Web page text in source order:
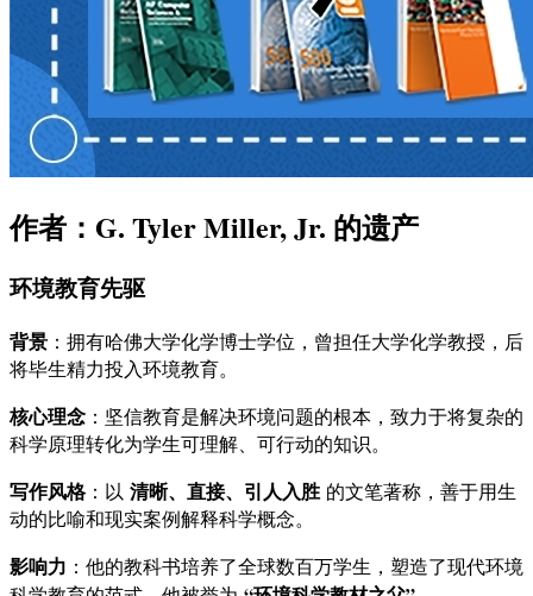
作者：G. Tyler Miller, Jr. 的遗产
环境教育先驱
背景 ：拥有哈佛大学化学博士学位，曾担任大学化学教授，后
将毕生精力投入环境教育。
核心理念 ：坚信教育是解决环境问题的根本，致力于将复杂的
科学原理转化为学生可理解、可行动的知识。
写作风格：以 清晰、直接、引人入胜 的文笔著称，善于用生
动的比喻和现实案例解释科学概念。
影响力 ：他的教科书培养了全球数百万学生，塑造了现代环境